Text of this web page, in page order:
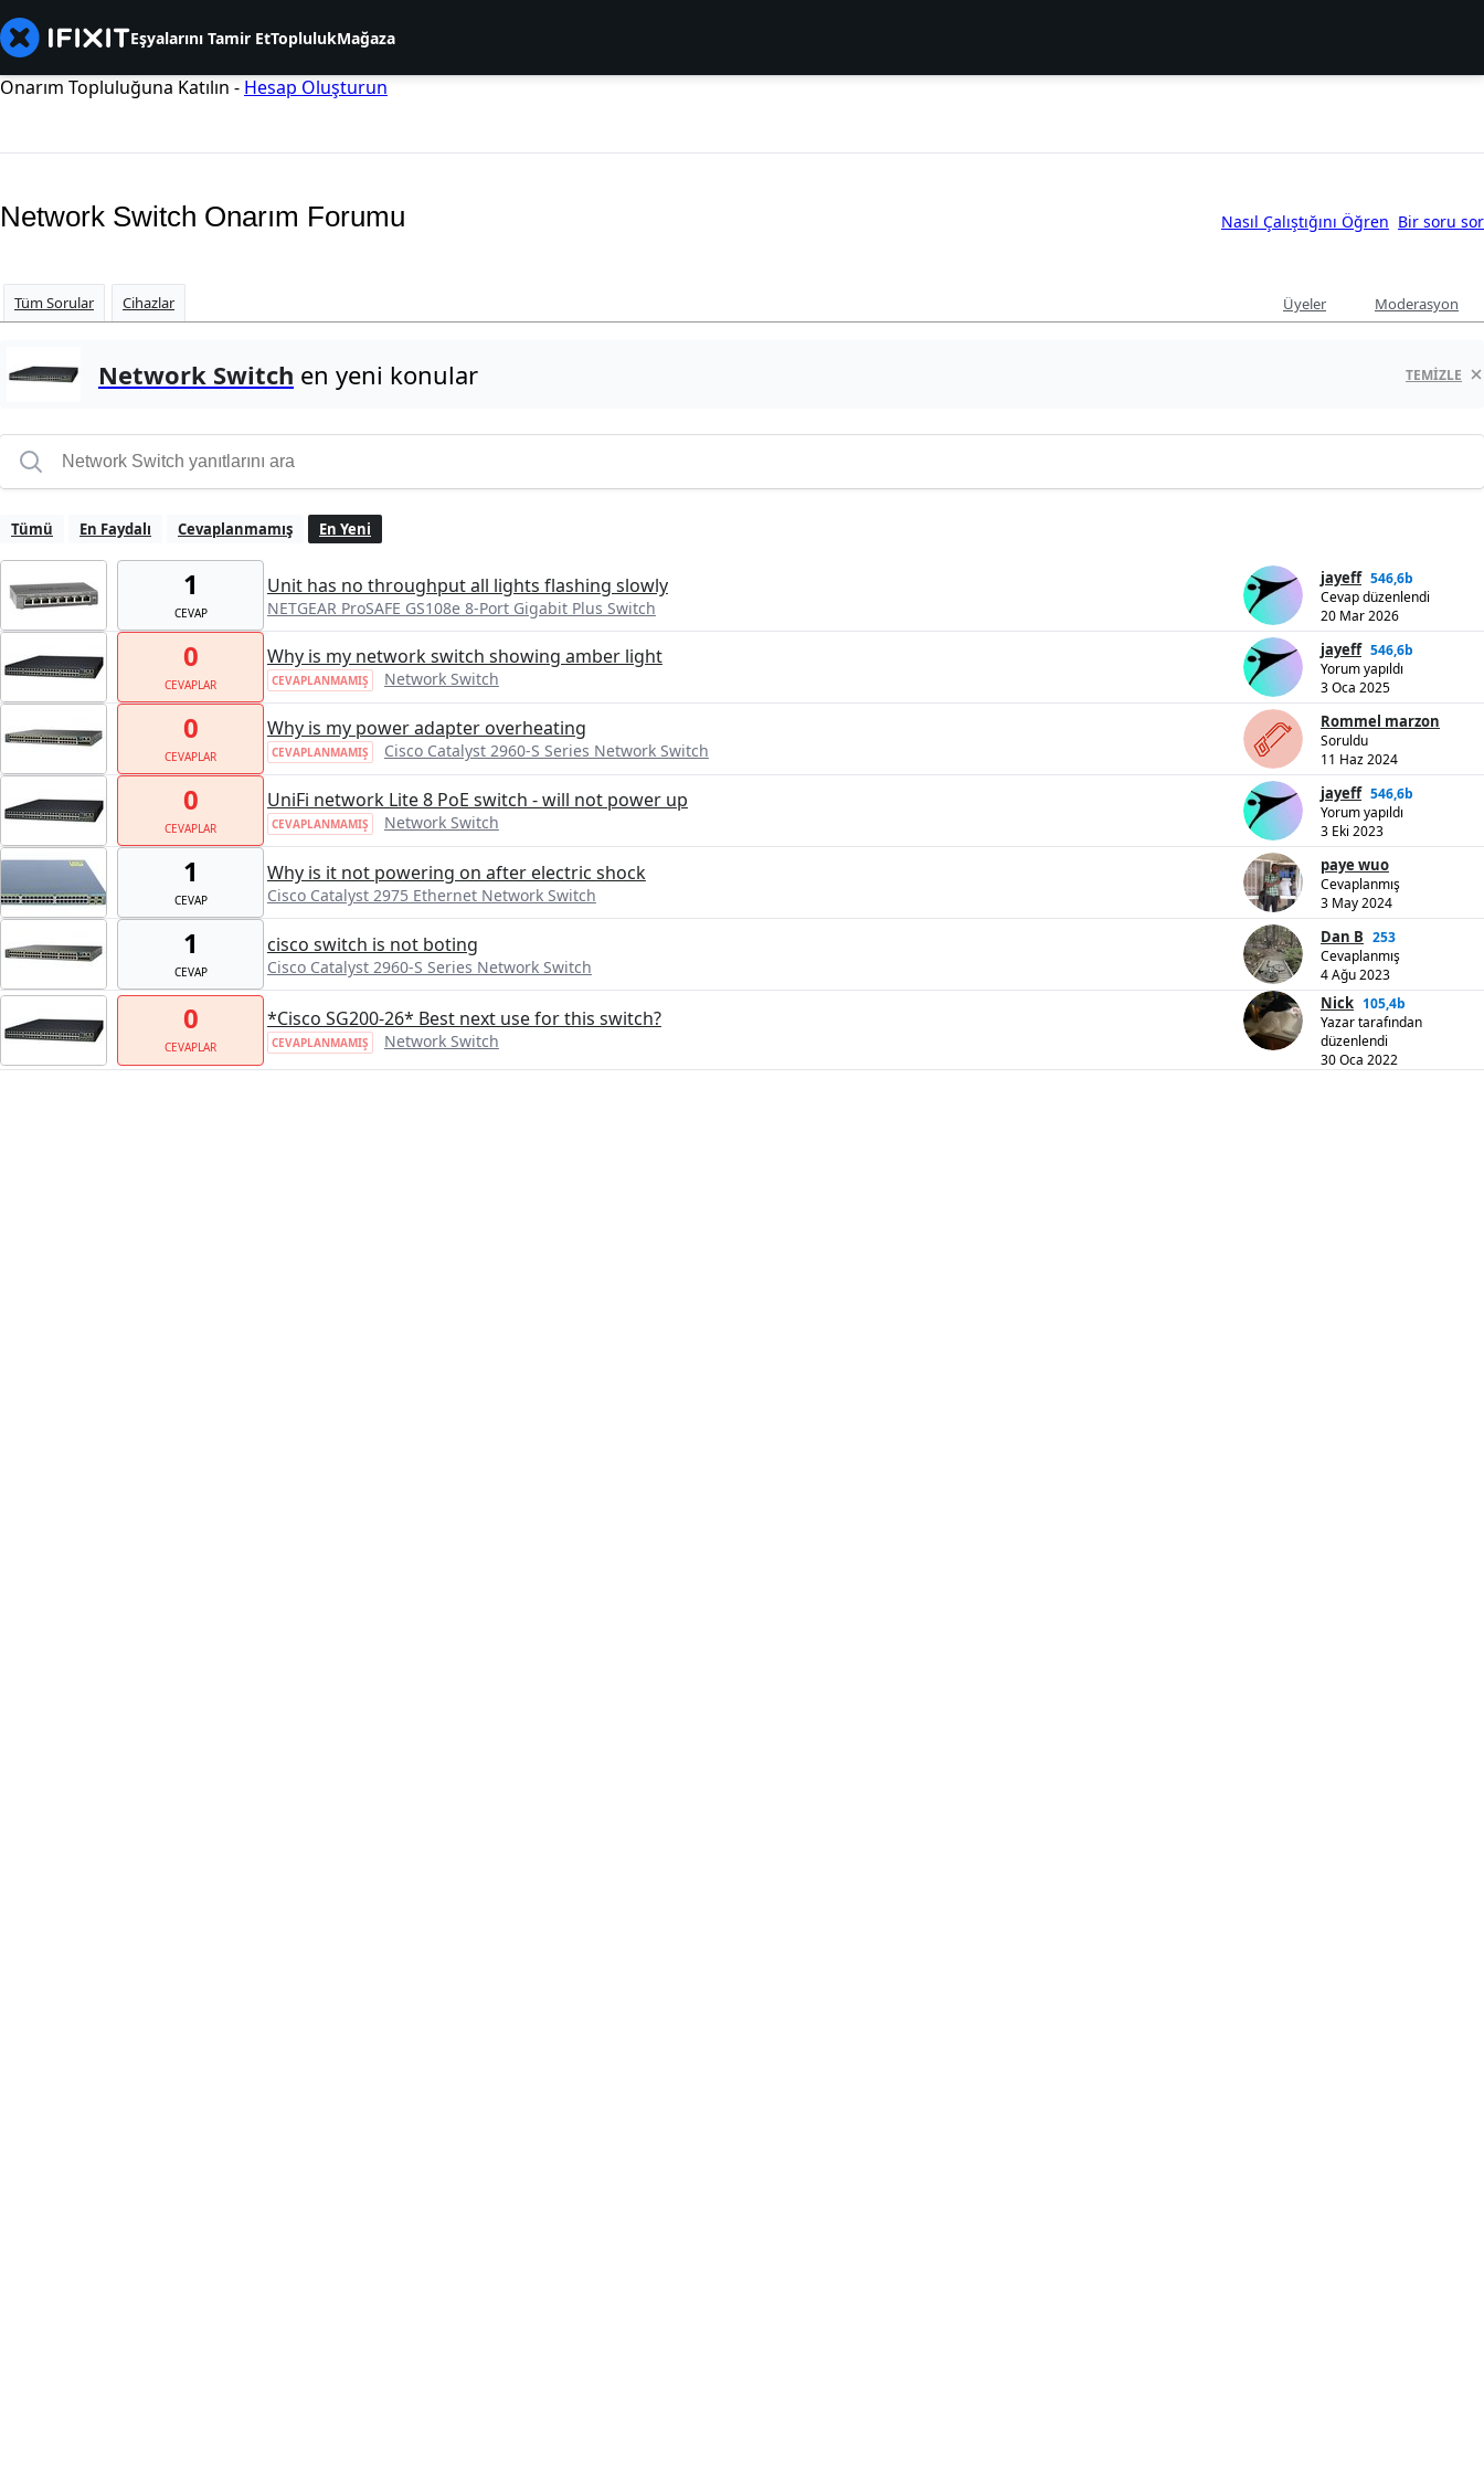
Eşyalarını Tamir EtToplulukMağaza
Onarım Topluluğuna Katılın - Hesap Oluşturun
Network Switch Onarım Forumu Nasıl Çalıştığını Öğren Bir soru sor
Tüm Sorular Cihazlar Üyeler Moderasyon
Network Switch en yeni konular TEMIZLE
Tümü En Faydalı Cevaplanmamış En Yeni
1
CEVAP
Unit has no throughput all lights flashing slowly
NETGEAR ProSAFE GS108e 8-Port Gigabit Plus Switch
jayeff 546,6b
Cevap düzenlendi
20 Mar 2026
0
CEVAPLAR
Why is my network switch showing amber light
CEVAPLANMAMIŞ Network Switch
jayeff 546,6b
Yorum yapıldı
3 Oca 2025
0
CEVAPLAR
Why is my power adapter overheating
CEVAPLANMAMIŞ Cisco Catalyst 2960-S Series Network Switch
Rommel marzon
Soruldu
11 Haz 2024
0
CEVAPLAR
UniFi network Lite 8 PoE switch - will not power up
CEVAPLANMAMIŞ Network Switch
jayeff 546,6b
Yorum yapıldı
3 Eki 2023
1
CEVAP
Why is it not powering on after electric shock
Cisco Catalyst 2975 Ethernet Network Switch
paye wuo
Cevaplanmış
3 May 2024
1
CEVAP
cisco switch is not boting
Cisco Catalyst 2960-S Series Network Switch
Dan B 253
Cevaplanmış
4 Ağu 2023
0
CEVAPLAR
*Cisco SG200-26* Best next use for this switch?
CEVAPLANMAMIŞ Network Switch
Nick 105,4b
Yazar tarafından
düzenlendi
30 Oca 2022